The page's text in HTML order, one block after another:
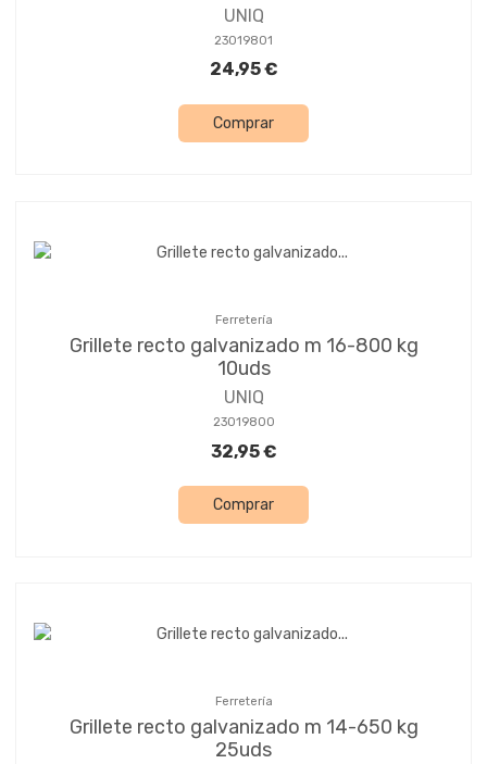
UNIQ
23019801
24,95 €
Comprar
Ferretería
Grillete recto galvanizado m 16-800 kg
10uds
UNIQ
23019800
32,95 €
Comprar
Ferretería
Grillete recto galvanizado m 14-650 kg
25uds